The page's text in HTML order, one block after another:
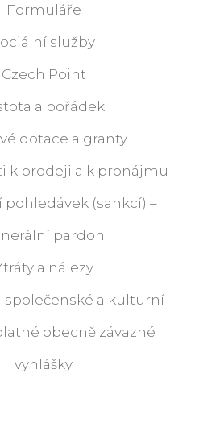
Formuláře
služby
Czech Point
a pořádek
dotace a granty
k prodeji a k pronájmu
(sankcí) –
pardon
a nálezy
společenské a kulturní
obecně závazné
vyhlášky